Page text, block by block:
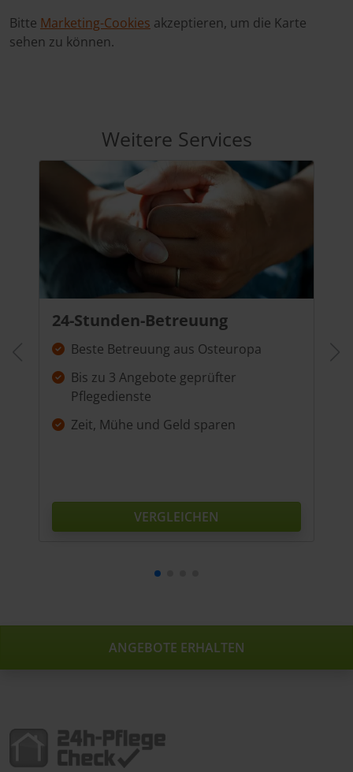
Bitte Marketing-Cookies akzeptieren, um die Karte
sehen zu können.
Weitere Services
24-Stunden-Betreuung
Beste Betreuung aus Osteuropa
Bis zu 3 Angebote geprüfter
Pflegedienste
Zeit, Mühe und Geld sparen
VERGLEICHEN
ANGEBOTE ERHALTEN